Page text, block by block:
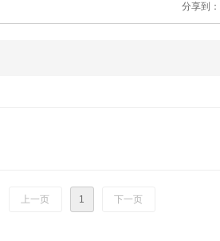
分享到：
上一页 1 下一页